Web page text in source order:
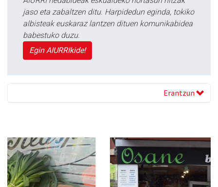
jaso eta zabaltzen ditu. Harpidedun eginda, tokiko
albisteak euskaraz lantzen dituen komunikabidea
babestuko duzu.
Egin AIURRIkide!
Erantzun